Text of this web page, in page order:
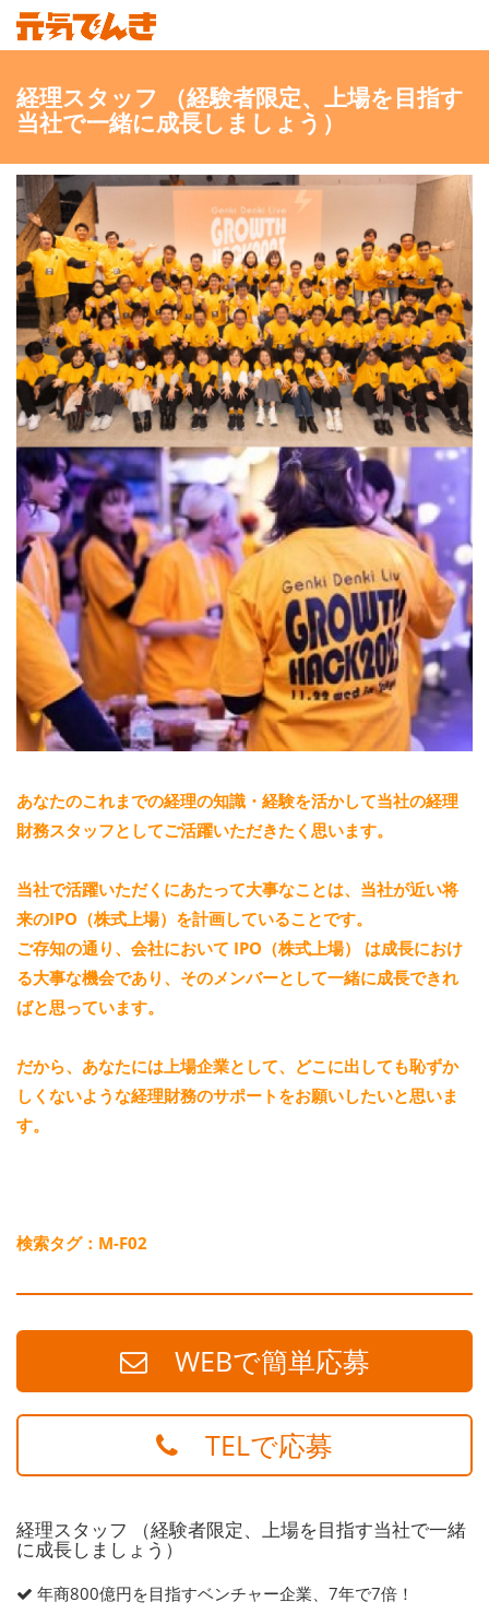
経理スタッフ （経験者限定、上場を目指す
当社で一緒に成長しましょう）
あなたのこれまでの経理の知識・経験を活かして当社の経理
財務スタッフとしてご活躍いただきたく思います。
当社で活躍いただくにあたって大事なことは、当社が近い将
来のIPO（株式上場） を計画していることです。
ご存知の通り、会社において IPO（株式上場）
は成長におけ
る大事な機会であり、そのメンバーとして一緒に成長できれ
ばと思っています。
だから、あなたには上場企業として、どこに出しても恥ずか
しくないような経理財務のサポートをお願いしたいと思いま
す。
検索タグ：M-F02
WEBで簡単応募
TELで応募
経理スタッフ （経験者限定、上場を目指す当社で一緒
に成長しましょう）
年商800億円を目指すベンチャー企業、7年で7倍！